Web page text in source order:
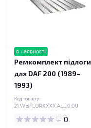
в наявності
Ремкомплект підлоги
для DAF 200 (1989–
1993)
Код товару:
21.WBFLORXXXX.ALL.0.00
0